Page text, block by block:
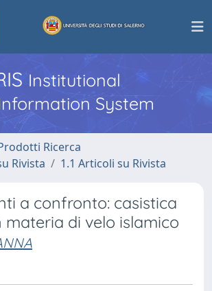
Institutional
System
Ricerca
Rivista
1.1 Articoli su Rivista
a confronto: casistica
materia di velo islamico